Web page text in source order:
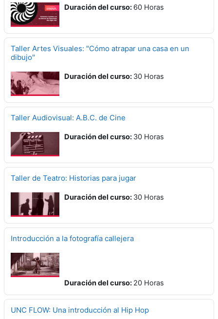
Duración del curso: 60 Horas
Taller Artes Visuales: "Cómo atrapar una casa en un
dibujo"
Duración del curso: 30 Horas
Taller Audiovisual: A.B.C. de Cine
Duración del curso: 30 Horas
Taller de Teatro: Historias para jugar
Duración del curso: 30 Horas
Introducción a la fotografía callejera
Duración del curso: 20 Horas
UNC FLOW: Una introducción al Hip Hop